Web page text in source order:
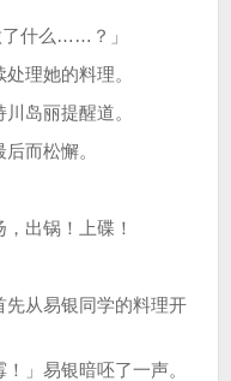
什么……？」
理她的料理。
岛丽提醒道。
而松懈。
出锅！上碟！
从易银同学的料理开
易银暗呸了一声。